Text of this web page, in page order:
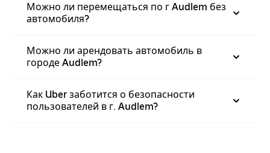
Можно ли перемещаться по г Audlem без
автомобиля?
Можно ли арендовать автомобиль в
городе Audlem?
Как Uber заботится о безопасности
пользователей в г. Audlem?